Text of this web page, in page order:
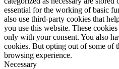
essential for the working of basic
also use third-party cookies that
you use this website. These
only with your consent. You also
cookies. But opting out of some of
browsing experience.
Necessary